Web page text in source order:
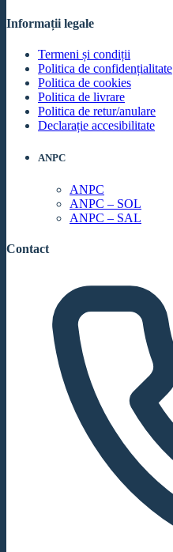
Informații legale
Termeni și condiții
Politica de confidențialitate
Politica de cookies
Politica de livrare
Politica de retur/anulare
Declarație accesibilitate
ANPC
ANPC
ANPC – SOL
ANPC – SAL
Contact